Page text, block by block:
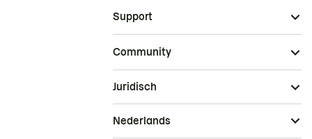
Support
Community
Juridisch
Nederlands